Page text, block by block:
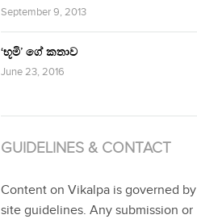
September 9, 2013
‘භූමි’ ගේ කතාව
June 23, 2016
GUIDELINES & CONTACT
Content on Vikalpa is governed by
site guidelines. Any submission or